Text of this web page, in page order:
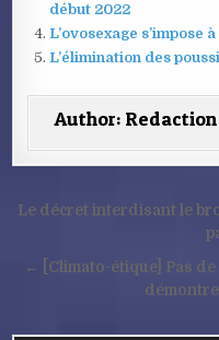
début 2022
L’ovosexage s’impose
L’élimination des
Author: Redaction
Navigation
l’article
Le décret interdisant le
← [Climato-étique] Pas